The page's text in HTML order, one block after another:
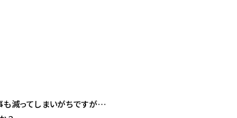
も減ってしまいがちですが…